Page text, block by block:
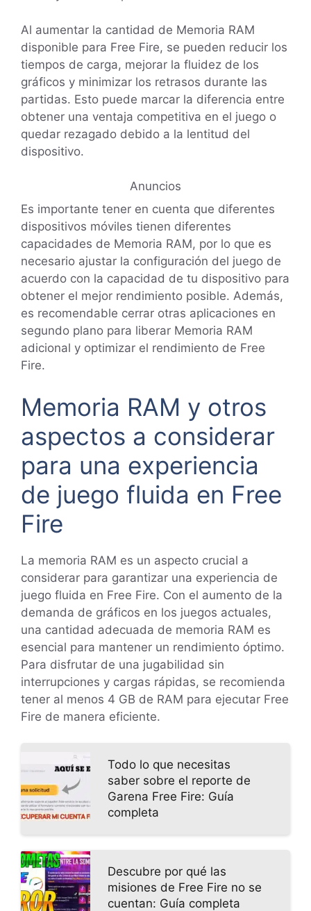
Al aumentar la cantidad de Memoria RAM
disponible para Free Fire, se pueden reducir los
tiempos de carga, mejorar la fluidez de los
gráficos y minimizar los retrasos durante las
partidas. Esto puede marcar la diferencia entre
obtener una ventaja competitiva en el juego o
quedar rezagado debido a la lentitud del
dispositivo.
Anuncios
Es importante tener en cuenta que diferentes
dispositivos móviles tienen diferentes
capacidades de Memoria RAM, por lo que es
necesario ajustar la configuración del juego de
acuerdo con la capacidad de tu dispositivo para
obtener el mejor rendimiento posible. Además,
es recomendable cerrar otras aplicaciones en
segundo plano para liberar Memoria RAM
adicional y optimizar el rendimiento de Free
Fire.
Memoria RAM y otros
aspectos a considerar
para una experiencia
de juego fluida en Free
Fire
La memoria RAM es un aspecto crucial a
considerar para garantizar una experiencia de
juego fluida en Free Fire. Con el aumento de la
demanda de gráficos en los juegos actuales,
una cantidad adecuada de memoria RAM es
esencial para mantener un rendimiento óptimo.
Para disfrutar de una jugabilidad sin
interrupciones y cargas rápidas, se recomienda
tener al menos 4 GB de RAM para ejecutar Free
Fire de manera eficiente.
Todo lo que necesitas
saber sobre el reporte de
Garena Free Fire: Guía
completa
Descubre por qué las
misiones de Free Fire no se
cuentan: Guía completa